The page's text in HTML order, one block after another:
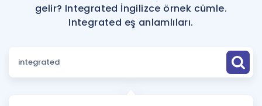
ÜYE DEĞİLİM
Faydalı Araçlar
Sözlük
Hakkımızda
gelir? Integrated İngilizce örnek cümle.
Integrated eş anlamlıları.